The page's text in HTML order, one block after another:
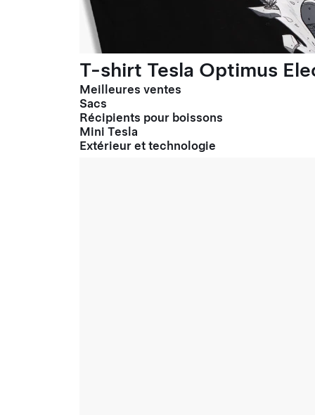
T-shirt Tesla Optimus
Meilleures ventes
Sacs
Récipients pour boissons
Mini Tesla
Extérieur et technologie